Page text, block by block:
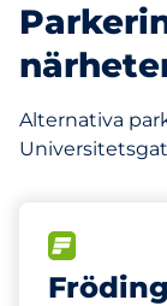
Alternativa
147 m